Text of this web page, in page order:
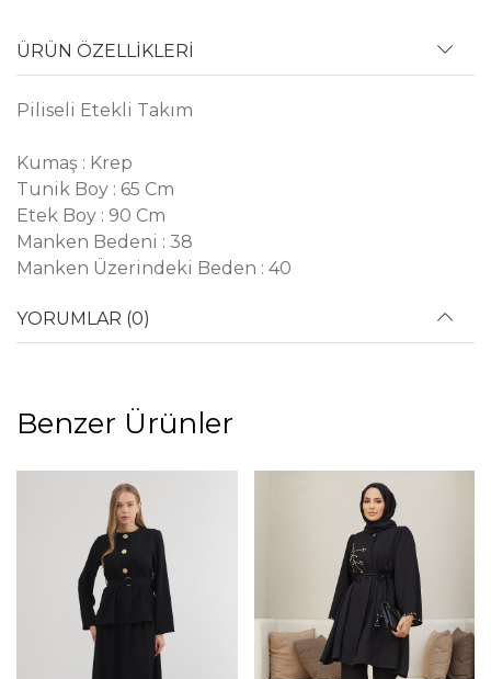
ÜRÜN ÖZELLİKLERİ
Piliseli Etekli Takım
Kumaş : Krep
Tunik Boy : 65 Cm
Etek Boy : 90 Cm
Manken Bedeni : 38
Manken Üzerindeki Beden : 40
YORUMLAR (0)
Benzer Ürünler